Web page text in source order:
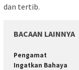
dan tertib.
BACAAN LAINNYA
Pengamat
Ingatkan Bahaya